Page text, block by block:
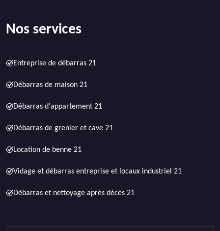
Nos services
Entreprise de débarras 21
Débarras de maison 21
Débarras d'appartement 21
Débarras de grenier et cave 21
Location de benne 21
Vidage et débarras entreprise et locaux industriel 21
Débarras et nettoyage après décès 21